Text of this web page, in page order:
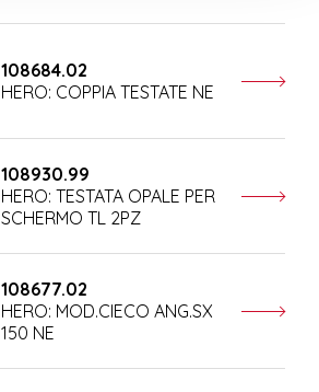
108684.02
HERO: COPPIA TESTATE NE
108930.99
HERO: TESTATA OPALE PER
SCHERMO TL 2PZ
108677.02
HERO: MOD.CIECO ANG.SX
150 NE